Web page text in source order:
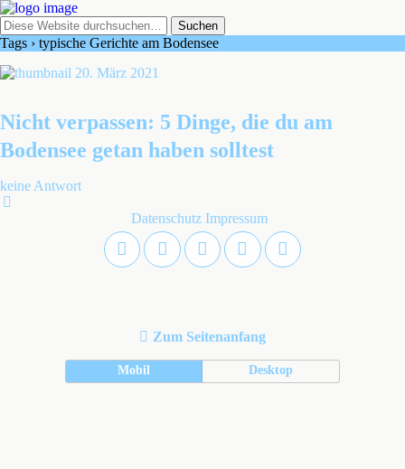
Tags › typische Gerichte am Bodensee
20. März 2021
Nicht verpassen: 5 Dinge, die du am
Bodensee getan haben solltest
keine Antwort
Datenschutz Impressum
Zum Seitenanfang
Mobil Desktop